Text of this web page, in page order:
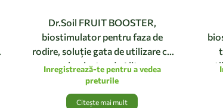
Dr.Soil FRUIT BOOSTER,
biostimulator pentru faza de
rodire, soluție gata de utilizare cu
pulverizator de 1 litru
Inregistrează-te pentru a vedea
preturile
Citește mai mult